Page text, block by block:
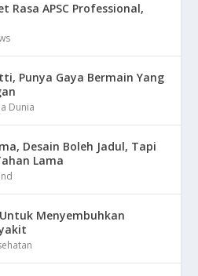
Rasa APSC Professional,
Punya Gaya Bermain Yang
Dunia
Desain Boleh Jadul, Tapi
Lama
Menyembuhkan